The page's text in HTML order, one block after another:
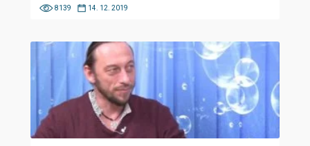
8139 14. 12. 2019